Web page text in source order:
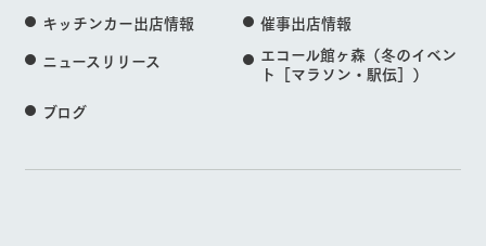
キッチンカー出店情報
催事出店情報
ニュースリリース
エコール館ヶ森（冬のイベン
ト［マラソン・駅伝］）
ブログ